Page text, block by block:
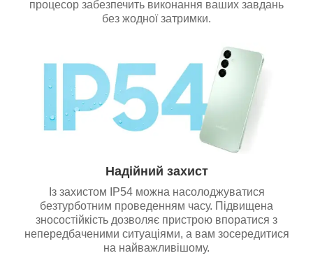
процесор забезпечить виконання ваших завдань
без жодної затримки.
Надійний захист
Із захистом IP54 можна насолоджуватися
безтурботним проведенням часу. Підвищена
зносостійкість дозволяє пристрою впоратися з
непередбаченими ситуаціями, а вам зосередитися
на найважливішому.